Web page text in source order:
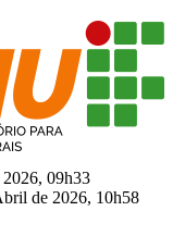
09h33
de 2026, 10h58